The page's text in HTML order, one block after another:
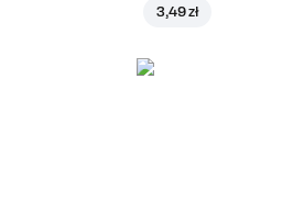
3,49 zł